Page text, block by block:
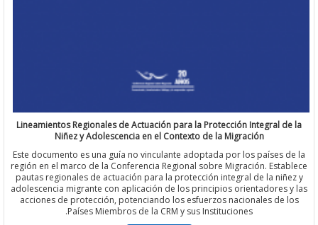
Lineamientos Regionales de Actuación para la Protección Integral
Niñez y Adolescencia en el Contexto de la Migración
Este documento es una guía no vinculante adoptada por los
región en el marco de la Conferencia Regional sobre Migración.
pautas regionales de actuación para la protección integral de la
adolescencia migrante con aplicación de los principios
acciones de protección, potenciando los esfuerzos nacionales
Países Miembros de la CRM y sus Instituciones.